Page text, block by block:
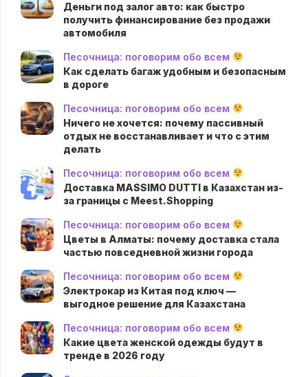
Деньги под залог авто: как быстро
получить финансирование без продажи
автомобиля
Песочница: поговорим обо всем
Как сделать багаж удобным и безопасным
в дороге
Песочница: поговорим обо всем
Ничего не хочется: почему пассивный
отдых не восстанавливает и что с этим
делать
Песочница: поговорим обо всем
Доставка MASSIMO DUTTI в Казахстан из-
за границы с Meest.Shopping
Песочница: поговорим обо всем
Цветы в Алматы: почему доставка стала
частью повседневной жизни города
Песочница: поговорим обо всем
Электрокар из Китая под ключ —
выгодное решение для Казахстана
Песочница: поговорим обо всем
Какие цвета женской одежды будут в
тренде в 2026 году